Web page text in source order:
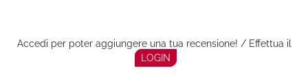
Accedi per poter aggiungere una tua recensione! / Effettua il
LOGIN